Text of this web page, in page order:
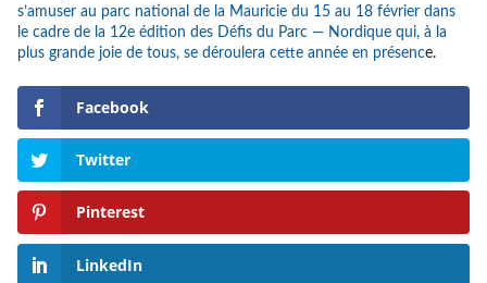
s’amuser au parc national de la Mauricie du 15 au 18 février dans
le cadre de la 12e édition des Défis du Parc — Nordique qui, à la
plus grande joie de tous, se déroulera cette année en présence.
Facebook
Twitter
Pinterest
LinkedIn